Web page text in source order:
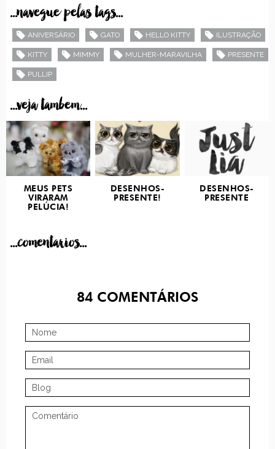
...navegue pelas tags...
ANIVERSÁRIO GATO HELLO KITTY ILUSTRAÇÃO
KITTY MIMMY MULHER-MARAVILHA PRESENTE
PULLIP
...veja tambem...
MEUS PETS
VIRARAM
PELÚCIA!
DESENHOS-
PRESENTE!
DESENHOS-
PRESENTE
...comentarios...
84 COMENTÁRIOS